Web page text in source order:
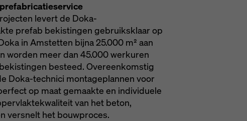
levert de Doka-
prefab bekistingen gebruiksklaar op
in Amstetten bijna 25.000 m² aan
worden meer dan 45.000 werkuren
besteed. Overeenkomstig
Doka-technici montageplannen voor
op maat gemaakte en individuele
van het beton,
versnelt het bouwproces.